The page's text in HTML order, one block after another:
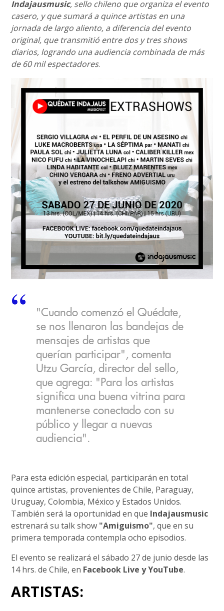
Indajausmusic, sello chileno que organiza el evento
casero, y que sumará a quince artistas en una
jornada de largo aliento, a diferencia del evento
original, que transmitió entre dos y tres shows
diarios, logrando una audiencia combinada de más
de 60 mil espectadores.
"Cuando comenzó el Quédate,
se nos llenaron las bandejas de
mensajes de artistas que
querían participar", comenta
Utzu García, director del sello,
que agrega: "Para los artistas
significa una buena vitrina para
mantenerse conectado con su
público y llegar a nuevas
audiencia".
Para esta edición especial, participarán en total
quince artistas, provenientes de Chile, Paraguay,
Uruguay, Colombia, México y Estados Unidos.
También será la oportunidad en que Indajausmusic
estrenará su talk show "Amiguismo", que en su
primera temporada contempla ocho episodios.
El evento se realizará el sábado 27 de junio desde las
14 hrs. de Chile, en Facebook Live y YouTube.
ARTISTAS: